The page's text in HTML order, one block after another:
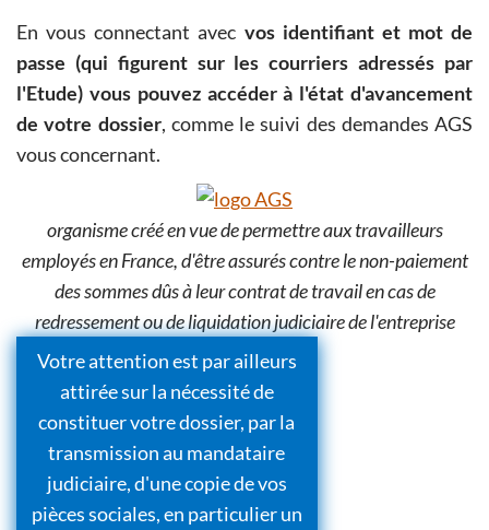
En vous connectant avec vos identifiant et mot de
passe (qui figurent sur les courriers adressés par
l'Etude) vous pouvez accéder à l'état d'avancement
de votre dossier, comme le suivi des demandes AGS
vous concernant.
organisme créé en vue de permettre aux travailleurs
employés en France, d'être assurés contre le non-paiement
des sommes dûs à leur contrat de travail en cas de
redressement ou de liquidation judiciaire de l'entreprise
Votre attention est par ailleurs
attirée sur la nécessité de
constituer votre dossier, par la
transmission au mandataire
judiciaire, d'une copie de vos
pièces sociales, en particulier un